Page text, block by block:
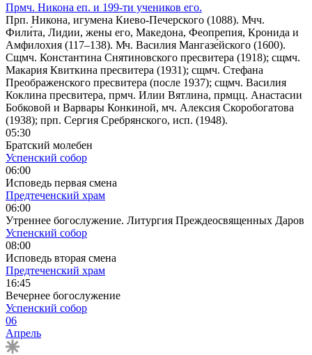
Прмч. Никона еп. и 199-ти учеников его.
Прп. Никона, игумена Киево-Печерского (1088). Мчч.
Фили́та, Лидии, жены его, Македона, Феопрепия, Кронида и
Амфилохия (117–138). Мч. Василия Мангазе́йского (1600).
Сщмч. Константина Снятиновского пресвитера (1918); сщмч.
Макария Квиткина пресвитера (1931); сщмч. Стефана
Преображенского пресвитера (после 1937); сщмч. Василия
Коклина пресвитера, прмч. Илии Вятлина, прмцц. Анастасии
Бобковой и Варвары Конкиной, мч. Алексия Скоробогатова
(1938); прп. Сергия Сребрянского, исп. (1948).
05:30
Братский молебен
Успенский собор
06:00
Исповедь первая смена
Предтеченский храм
06:00
Утреннее богослужение. Литургия Преждеосвященных Даров
Успенский собор
08:00
Исповедь вторая смена
Предтеченский храм
16:45
Вечернее богослужение
Успенский собор
06
Апрель